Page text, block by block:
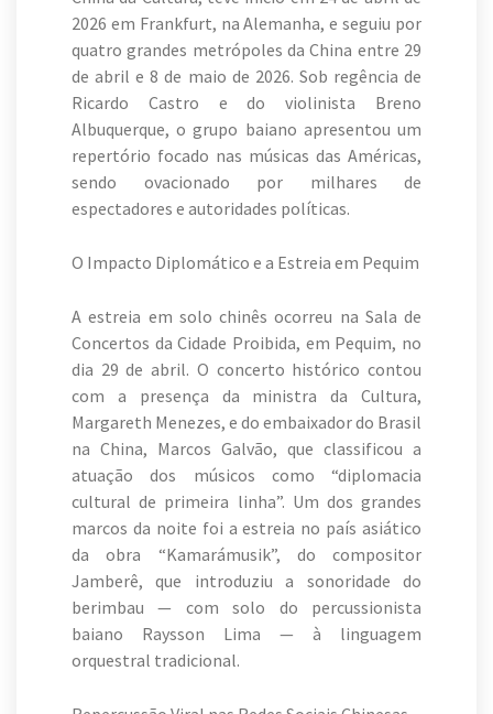
2026 em Frankfurt, na Alemanha, e seguiu por
quatro grandes metrópoles da China entre 29
de abril e 8 de maio de 2026. Sob regência de
Ricardo Castro e do violinista Breno
Albuquerque, o grupo baiano apresentou um
repertório focado nas músicas das Américas,
sendo ovacionado por milhares de
espectadores e autoridades políticas.
O Impacto Diplomático e a Estreia em Pequim
A estreia em solo chinês ocorreu na Sala de
Concertos da Cidade Proibida, em Pequim, no
dia 29 de abril. O concerto histórico contou
com a presença da ministra da Cultura,
Margareth Menezes, e do embaixador do Brasil
na China, Marcos Galvão, que classificou a
atuação dos músicos como “diplomacia
cultural de primeira linha”. Um dos grandes
marcos da noite foi a estreia no país asiático
da obra “Kamarámusik”, do compositor
Jamberê, que introduziu a sonoridade do
berimbau — com solo do percussionista
baiano Raysson Lima — à linguagem
orquestral tradicional.